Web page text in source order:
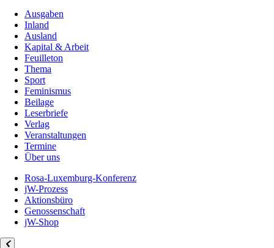
Ausgaben
Inland
Ausland
Kapital & Arbeit
Feuilleton
Thema
Sport
Feminismus
Beilage
Leserbriefe
Verlag
Veranstaltungen
Termine
Über uns
Rosa-Luxemburg-Konferenz
jW-Prozess
Aktionsbüro
Genossenschaft
jW-Shop